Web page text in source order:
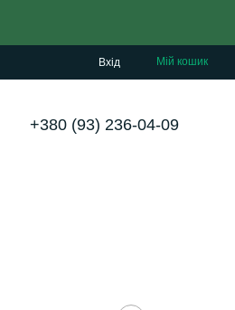
Вхід Мій кошик
+380 (93) 236-04-09